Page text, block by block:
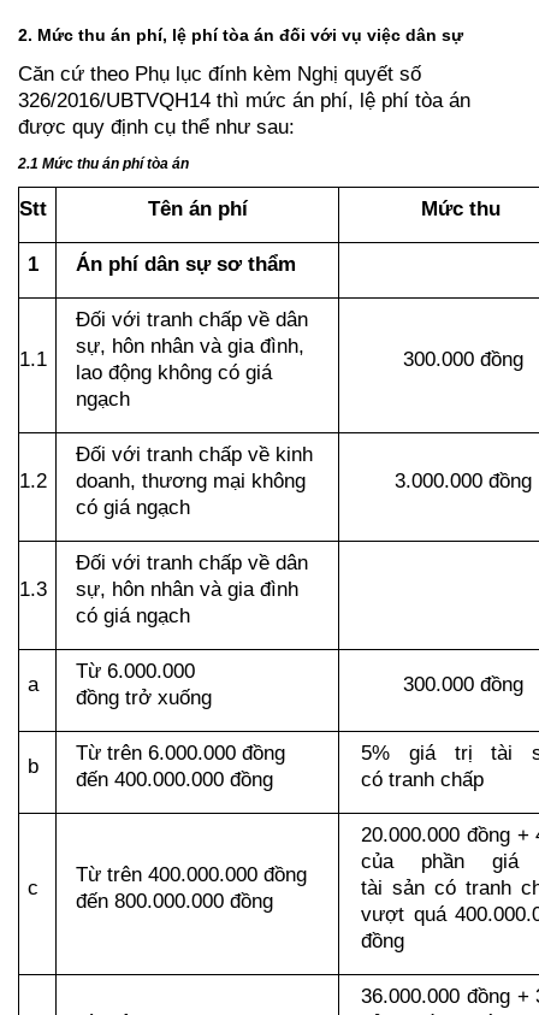
2. Mức thu án phí, lệ phí tòa án đối với vụ việc dân sự
Căn cứ theo Phụ lục đính kèm Nghị quyết số
326/2016/UBTVQH14 thì mức án phí, lệ phí tòa án
được quy định cụ thể như sau:
2.1 Mức thu án phí tòa án
Stt Tên án phí Mức thu
1 Án phí dân sự sơ thẩm
1.1
Đối với tranh chấp về dân
sự, hôn nhân và gia đình,
lao động không có giá
ngạch
300.000 đồng
1.2
Đối với tranh chấp về kinh
doanh, thương mại không
có giá ngạch
3.000.000 đồng
1.3
Đối với tranh chấp về dân
sự, hôn nhân và gia đình
có giá ngạch
a
Từ 6.000.000
đồng trở xuống
300.000 đồng
b
Từ trên 6.000.000 đồng
đến 400.000.000 đồng
5% giá trị tài
có tranh chấp
c
Từ trên 400.000.000 đồng
đến 800.000.000 đồng
20.000.000 đồng +
của phần giá
tài sản có tranh
vượt quá
đồng
36.000.000 đồng +